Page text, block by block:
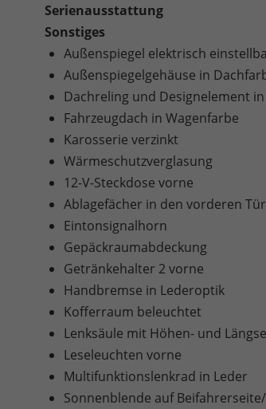
Serienausstattung
Sonstiges
Außenspiegel elektrisch
Außenspiegelgehäuse in
Dachreling und Designelement
Fahrzeugdach in Wagenfarbe
Karosserie verzinkt
Wärmeschutzverglasung
12-V-Steckdose vorne
Ablagefächer in den vorderen
Eintonsignalhorn
Gepäckraumabdeckung
Getränkehalter 2 vorne
Handbremse in Lederoptik
Kofferraum beleuchtet
Lenksäule mit Höhen- und
Leseleuchten vorne
Multifunktionslenkrad in Leder
Sonnenblende auf